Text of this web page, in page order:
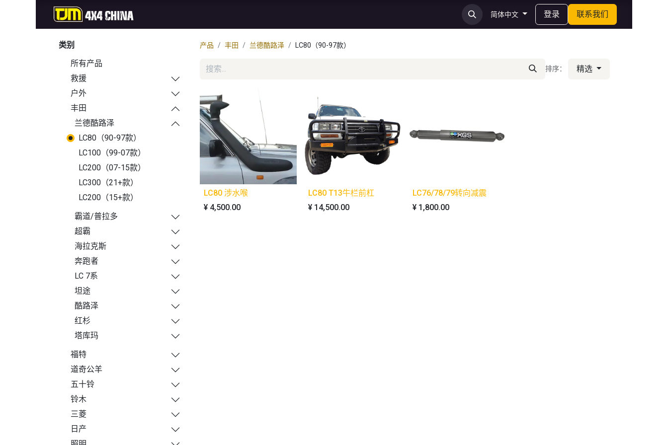
简体中文 登录 联系我们
类别
所有产品
救援
户外
丰田
兰德酷路泽
LC80（90-97款）
LC100（99-07款）
LC200（07-15款）
LC300（21+款）
LC200（15+款）
霸道/普拉多
超霸
海拉克斯
奔跑者
LC 7系
坦途
酷路泽
红杉
塔库玛
福特
道奇公羊
五十铃
铃木
三菱
日产
产品 丰田 兰德酷路泽 LC80（90-97款）
排序： 精选
LC80 涉水喉
¥ 4,500.00
LC80 T13牛栏前杠
¥ 14,500.00
LC76/78/79转向减震
¥ 1,800.00